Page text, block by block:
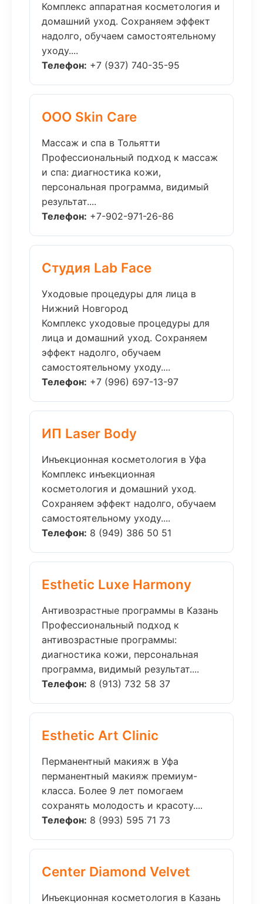
Комплекс аппаратная косметология и
домашний уход. Сохраняем эффект
надолго, обучаем самостоятельному
уходу....
Телефон: +7 (937) 740-35-95
ООО Skin Care
Массаж и спа в Тольятти
Профессиональный подход к массаж
и спа: диагностика кожи,
персональная программа, видимый
результат....
Телефон: +7-902-971-26-86
Студия Lab Face
Уходовые процедуры для лица в
Нижний Новгород
Комплекс уходовые процедуры для
лица и домашний уход. Сохраняем
эффект надолго, обучаем
самостоятельному уходу....
Телефон: +7 (996) 697-13-97
ИП Laser Body
Инъекционная косметология в Уфа
Комплекс инъекционная
косметология и домашний уход.
Сохраняем эффект надолго, обучаем
самостоятельному уходу....
Телефон: 8 (949) 386 50 51
Esthetic Luxe Harmony
Антивозрастные программы в Казань
Профессиональный подход к
антивозрастные программы:
диагностика кожи, персональная
программа, видимый результат....
Телефон: 8 (913) 732 58 37
Esthetic Art Clinic
Перманентный макияж в Уфа
перманентный макияж премиум-
класса. Более 9 лет помогаем
сохранять молодость и красоту....
Телефон: 8 (993) 595 71 73
Center Diamond Velvet
Инъекционная косметология в Казань